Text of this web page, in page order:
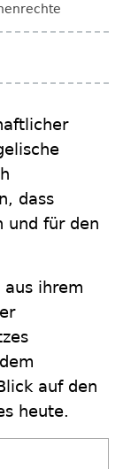
dass
und für den
ihrem
auf den
heute.